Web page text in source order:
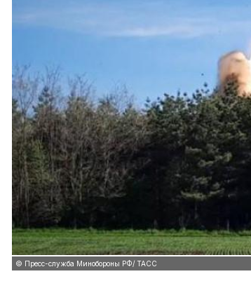
© Пресс-служба Минобороны РФ/ ТАСС